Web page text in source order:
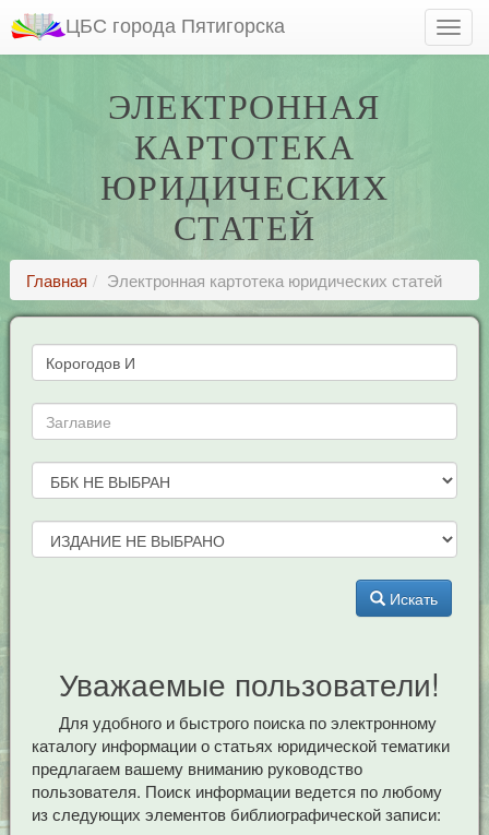
ЦБС города Пятигорска
ЭЛЕКТРОННАЯ
КАРТОТЕКА
ЮРИДИЧЕСКИХ
СТАТЕЙ
Главная Электронная картотека юридических статей
Искать
Уважаемые пользователи!
Для удобного и быстрого поиска по электронному
каталогу информации о статьях юридической тематики
предлагаем вашему вниманию руководство
пользователя. Поиск информации ведется по любому
из следующих элементов библиографической записи: